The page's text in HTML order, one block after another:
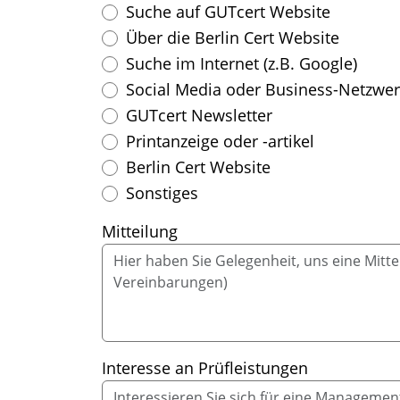
Suche auf GUTcert Website
Über die Berlin Cert Website
Suche im Internet (z.B. Google)
Social Media oder Business-
GUTcert Newsletter
Printanzeige oder -artikel
Berlin Cert Website
Sonstiges
Mitteilung
Interesse an Prüfleistungen